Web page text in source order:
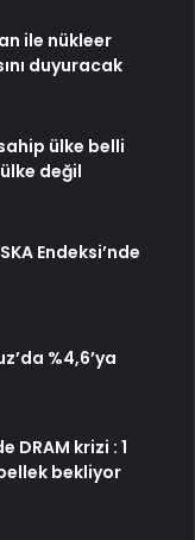
ile nükleer
duyuracak
ülke belli
değil
Endeksi’nde
%4,6’ya
DRAM krizi : 1
bekliyor